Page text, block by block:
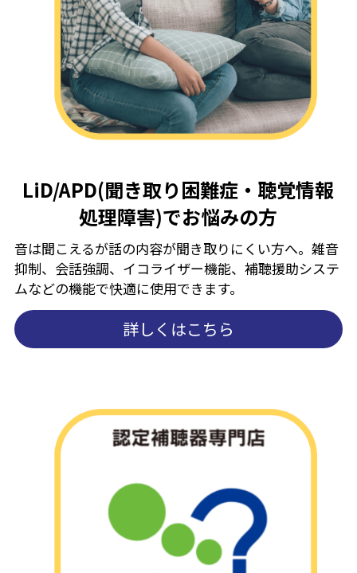
LiD/APD(聞き取り困難症・聴覚情報
処理障害)でお悩みの方
音は聞こえるが話の内容が聞き取りにくい方へ。雑音
抑制、会話強調、イコライザー機能、補聴援助システ
ムなどの機能で快適に使用できます。
詳しくはこちら